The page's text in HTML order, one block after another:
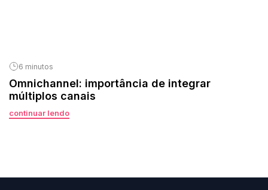
6 minutos
Omnichannel: importância de integrar
múltiplos canais
continuar lendo